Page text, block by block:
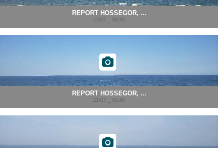
REPORT HOSSEGOR, ...
23/07 _ 08:45
REPORT HOSSEGOR, ...
21/07 _ 09:45